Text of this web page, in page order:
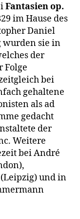
Fantasien op.
im Hause des
Daniel
wurden sie in
der
Folge
bei
gehaltene
als ad
gedacht
der
Weitere
bei André
und in